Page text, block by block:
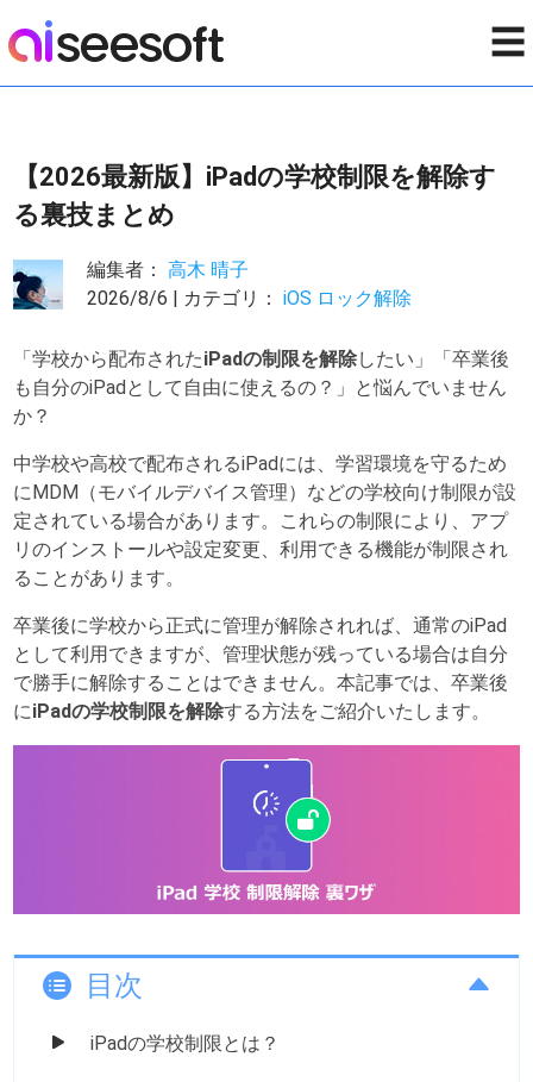
☰
【2026最新版】iPadの学校制限を解除す
る裏技まとめ
編集者：高木 晴子
2026/8/6 | カテゴリ：iOS ロック解除
「学校から配布されたiPadの制限を解除したい」「卒業後
も自分のiPadとして自由に使えるの？」と悩んでいません
か？
中学校や高校で配布されるiPadには、学習環境を守るため
にMDM（モバイルデバイス管理）などの学校向け制限が設
定されている場合があります。これらの制限により、アプ
リのインストールや設定変更、利用できる機能が制限され
ることがあります。
卒業後に学校から正式に管理が解除されれば、通常のiPad
として利用できますが、管理状態が残っている場合は自分
で勝手に解除することはできません。本記事では、卒業後
にiPadの学校制限を解除する方法をご紹介いたします。
目次
iPadの学校制限とは？